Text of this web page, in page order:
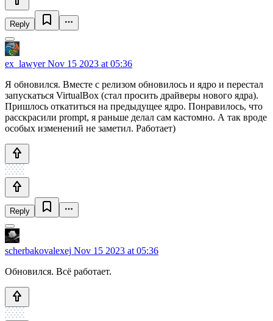
Reply
ex_lawyerNov 15 2023 at 05:36
Я обновился. Вместе с релизом обновилось и ядро и перестал
запускаться VirtualBox (стал просить драйверы нового ядра).
Пришлось откатиться на предыдущее ядро. Понравилось, что
расскрасили prompt, я раньше делал сам кастомно. А так вроде
особых изменений не заметил. Работает)
Reply
scherbakovalexej Nov 15 2023 at 05:36
Обновился. Всё работает.